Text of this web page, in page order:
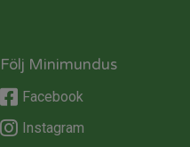
Följ Minimundus
Facebook
Instagram